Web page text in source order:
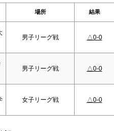
場所 結果
男子リーグ戦 △0-0
男子リーグ戦 △0-0
女子リーグ戦 △0-0